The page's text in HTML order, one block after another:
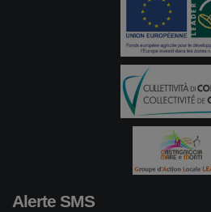
Alerte SMS